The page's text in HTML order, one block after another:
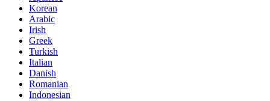
Korean
Arabic
Irish
Greek
Turkish
Italian
Danish
Romanian
Indonesian